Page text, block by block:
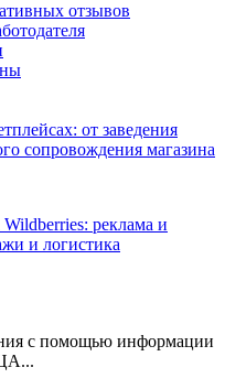
отзывов
от заведения
сопровождения магазина
реклама и
и логистика
с помощью информации